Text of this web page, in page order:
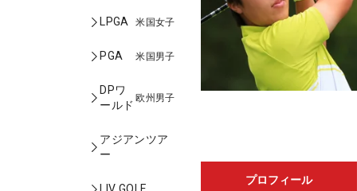
LPGA 米国女子
PGA 米国男子
DPワ
ールド
欧州男子
アジアンツア
ー
プロフィール